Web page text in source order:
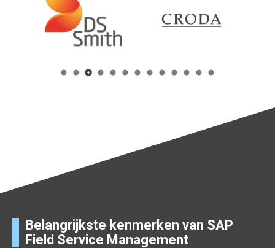
Belangrijkste kenmerken van SAP
Field Service Management